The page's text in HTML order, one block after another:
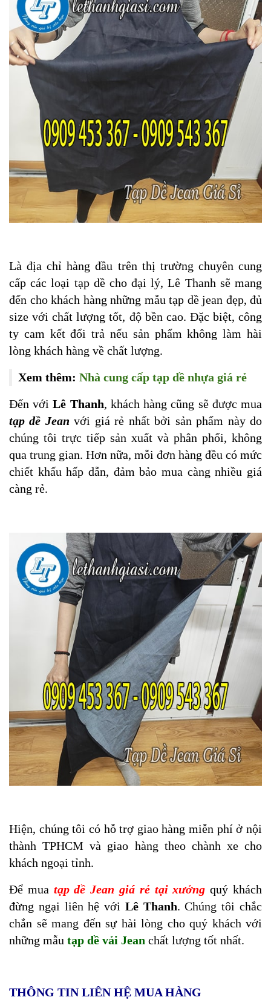
Là địa chỉ hàng đầu trên thị trường chuyên cung
cấp các loại tạp dề cho đại lý, Lê Thanh sẽ mang
đến cho khách hàng những mẫu tạp dề jean đẹp, đủ
size với chất lượng tốt, độ bền cao. Đặc biệt, công
ty cam kết đổi trả nếu sản phẩm không làm hài
lòng khách hàng về chất lượng.
Xem thêm: Nhà cung cấp tạp dề nhựa giá rẻ
Đến vớiLê Thanh, khách hàng cũng sẽ được mua
tạp dề Jean với giá rẻ nhất bởi sản phẩm này do
chúng tôi trực tiếp sản xuất và phân phối, không
qua trung gian. Hơn nữa, mỗi đơn hàng đều có mức
chiết khấu hấp dẫn, đảm bảo mua càng nhiều giá
càng rẻ.
Hiện, chúng tôi có hỗ trợ giao hàng miễn phí ở nội
thành TPHCM và giao hàng theo chành xe cho
khách ngoại tỉnh.
Để mua tạp dề Jean giá rẻ tại xưởngquý khách
đừng ngại liên hệ với Lê Thanh. Chúng tôi chắc
chắn sẽ mang đến sự hài lòng cho quý khách với
những mẫu tạp dề vải Jean chất lượng tốt nhất.
THÔNG TIN LIÊN HỆ MUA HÀNG